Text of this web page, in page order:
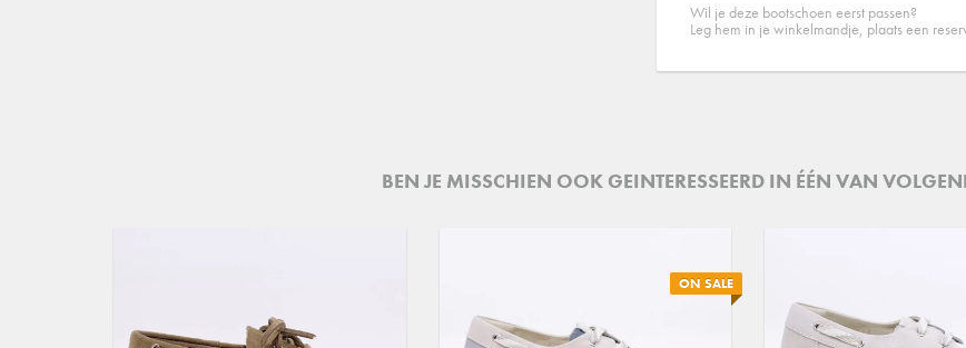
Wil je deze bootschoen eerst passen?
Leg hem in je winkelmandje, plaats een
BEN JE MISSCHIEN OOK GEINTERESSEERD IN ÉÉN VAN
ON SALE